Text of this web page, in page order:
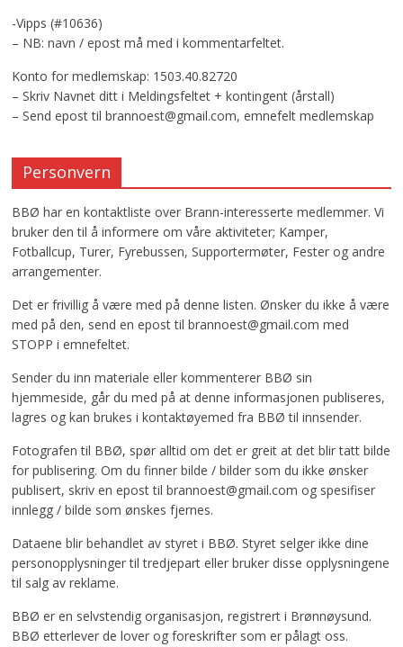
-Vipps (#10636)
– NB: navn / epost må med i kommentarfeltet.
Konto for medlemskap: 1503.40.82720
– Skriv Navnet ditt i Meldingsfeltet + kontingent (årstall)
– Send epost til brannoest@gmail.com, emnefelt medlemskap
Personvern
BBØ har en kontaktliste over Brann-interesserte medlemmer. Vi
bruker den til å informere om våre aktiviteter; Kamper,
Fotballcup, Turer, Fyrebussen, Supportermøter, Fester og andre
arrangementer.
Det er frivillig å være med på denne listen. Ønsker du ikke å være
med på den, send en epost til brannoest@gmail.com med
STOPP i emnefeltet.
Sender du inn materiale eller kommenterer BBØ sin
hjemmeside, går du med på at denne informasjonen publiseres,
lagres og kan brukes i kontaktøyemed fra BBØ til innsender.
Fotografen til BBØ, spør alltid om det er greit at det blir tatt bilde
for publisering. Om du finner bilde / bilder som du ikke ønsker
publisert, skriv en epost til brannoest@gmail.com og spesifiser
innlegg / bilde som ønskes fjernes.
Dataene blir behandlet av styret i BBØ. Styret selger ikke dine
personopplysninger til tredjepart eller bruker disse opplysningene
til salg av reklame.
BBØ er en selvstendig organisasjon, registrert i Brønnøysund.
BBØ etterlever de lover og foreskrifter som er pålagt oss.